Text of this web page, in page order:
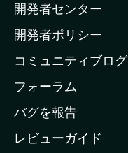
ー
ム
ー
ジ
へ
開発者センター
開発者ポリシー
コミュニティブログ
フォーラム
バグを報告
レビューガイド